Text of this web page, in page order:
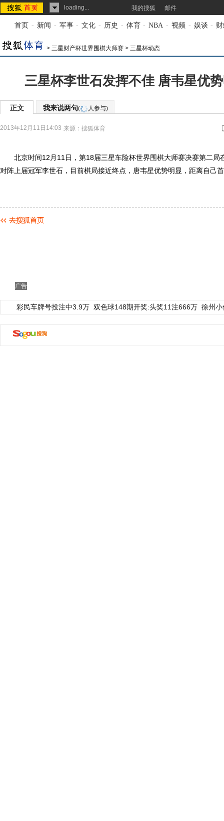
loading... 我的搜狐 邮件
首页 - 新闻 - 军事 - 文化 - 历史 - 体育 - NBA - 视频 - 娱谈 -
> 三星财产杯世界围棋大师赛 > 三星杯动态
三星杯李世石发挥不佳 唐韦星优
正文 我来说两句( 人参与)
2013年12月11日14:03 来源： 搜狐体育
北京时间12月11日，第18届三星车险杯世界围棋大师赛决赛第二局
对阵上届冠军李世石，目前棋局接近终点，唐韦星优势明显，距离自己
广告
彩民车牌号投注中3.9万 双色球148期开奖:头奖11注666万 徐州